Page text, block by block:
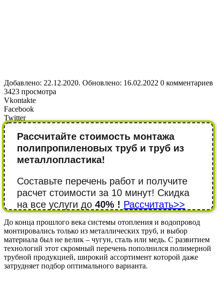
Добавлено: 22.12.2020. Обновлено: 16.02.2022 0 комментариев
3423 просмотра
Vkontakte
Facebook
Twitter
Рассчитайте стоимость монтажа
полипропиленовых труб и труб из
металлопластика!
Составьте перечень работ и получите
расчет стоимости за 10 минут! Cкидка
на все услуги до 40% ! Рассчитать>>
До конца прошлого века системы отопления и водопровод
монтировались только из металлических труб, и выбор
материала был не велик – чугун, сталь или медь. С развитием
технологий этот скромный перечень пополнился полимерной
трубной продукцией, широкий ассортимент которой даже
затрудняет подбор оптимального варианта.